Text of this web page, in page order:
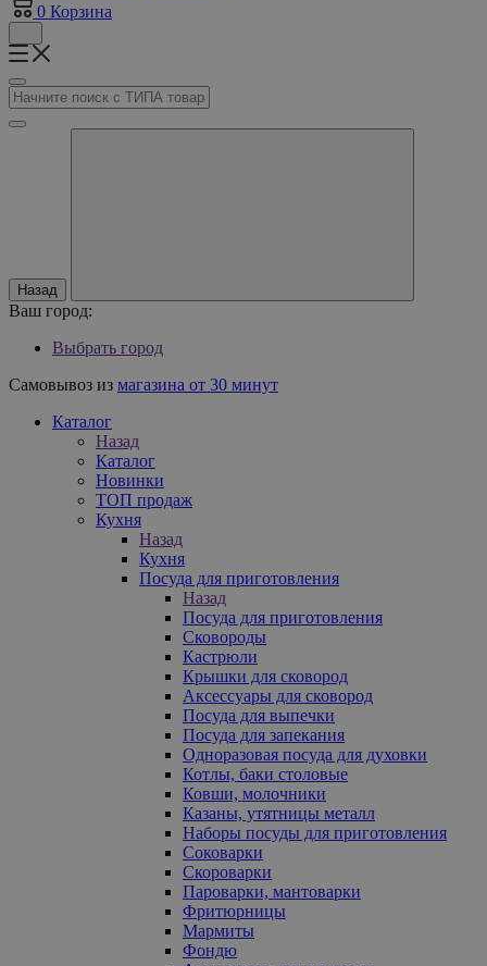
0 Корзина
Назад
Ваш город:
Выбрать город
Самовывоз из магазина от 30 минут
Каталог
Назад
Каталог
Новинки
ТОП продаж
Кухня
Назад
Кухня
Посуда для приготовления
Назад
Посуда для приготовления
Сковороды
Кастрюли
Крышки для сковород
Аксессуары для сковород
Посуда для выпечки
Посуда для запекания
Одноразовая посуда для духовки
Котлы, баки столовые
Ковши, молочники
Казаны, утятницы металл
Наборы посуды для приготовления
Соковарки
Скороварки
Пароварки, мантоварки
Фритюрницы
Мармиты
Фондю